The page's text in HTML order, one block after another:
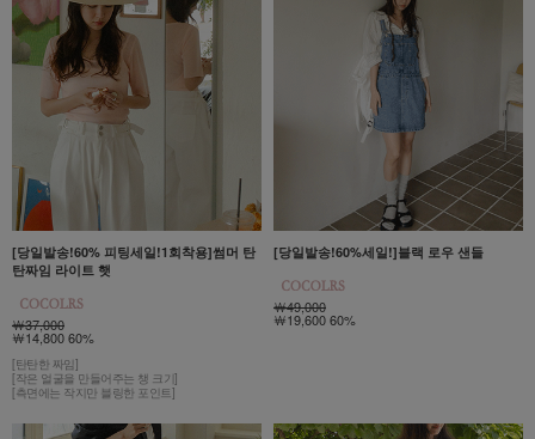
[당일발송!60% 피팅세일!1회착용]썸머 탄
탄짜임 라이트 햇
￦37,000
￦14,800 60%
[탄탄한 짜임]
[작은 얼굴을 만들어주는 챙 크기]
[측면에는 작지만 블링한 포인트]
[당일발송!60%세일!]블랙 로우 샌들
￦49,000
￦19,600 60%